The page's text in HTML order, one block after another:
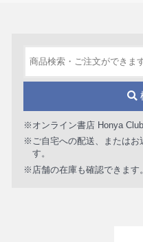
※オンライン書店 Honya
※ご自宅への配送、またはお
す。
※店舗の在庫も確認できます